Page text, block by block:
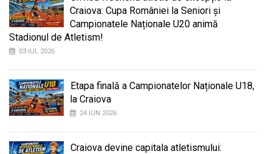
Craiova: Cupa României la Seniori și
Campionatele Naționale U20 animă
Stadionul de Atletism!
03 IUL 2026
Etapa finală a Campionatelor Naționale U18,
la Craiova
24 IUN 2026
Craiova devine capitala atletismului: